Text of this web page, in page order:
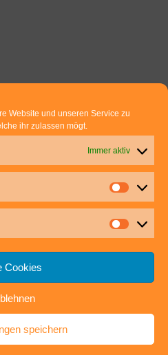
Website und unseren Service zu
ihr zulassen mögt.
Immer aktiv
Cookies
speichern
Draht zu uns:
und Silke Rommel
Stuttgart
hochgenuss.de
DATENSCHUTZ
vonMantra&WordPress.